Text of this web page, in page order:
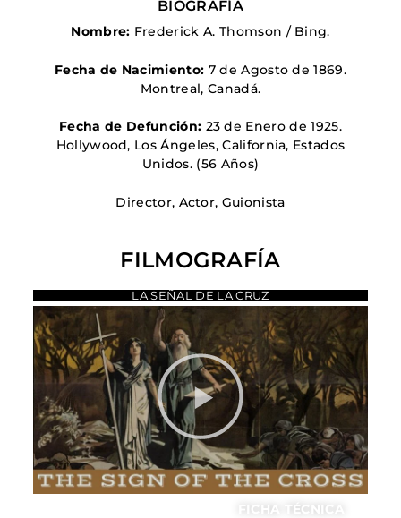
BIOGRAFÍA
Nombre: Frederick A. Thomson / Bing.
Fecha de Nacimiento: 7 de Agosto de 1869.
Montreal, Canadá.
Fecha de Defunción: 23 de Enero de 1925.
Hollywood, Los Ángeles, California, Estados
Unidos. (56 Años)
Director, Actor, Guionista
FILMOGRAFÍA
LA SEÑAL DE LA CRUZ
FICHA TÉCNICA